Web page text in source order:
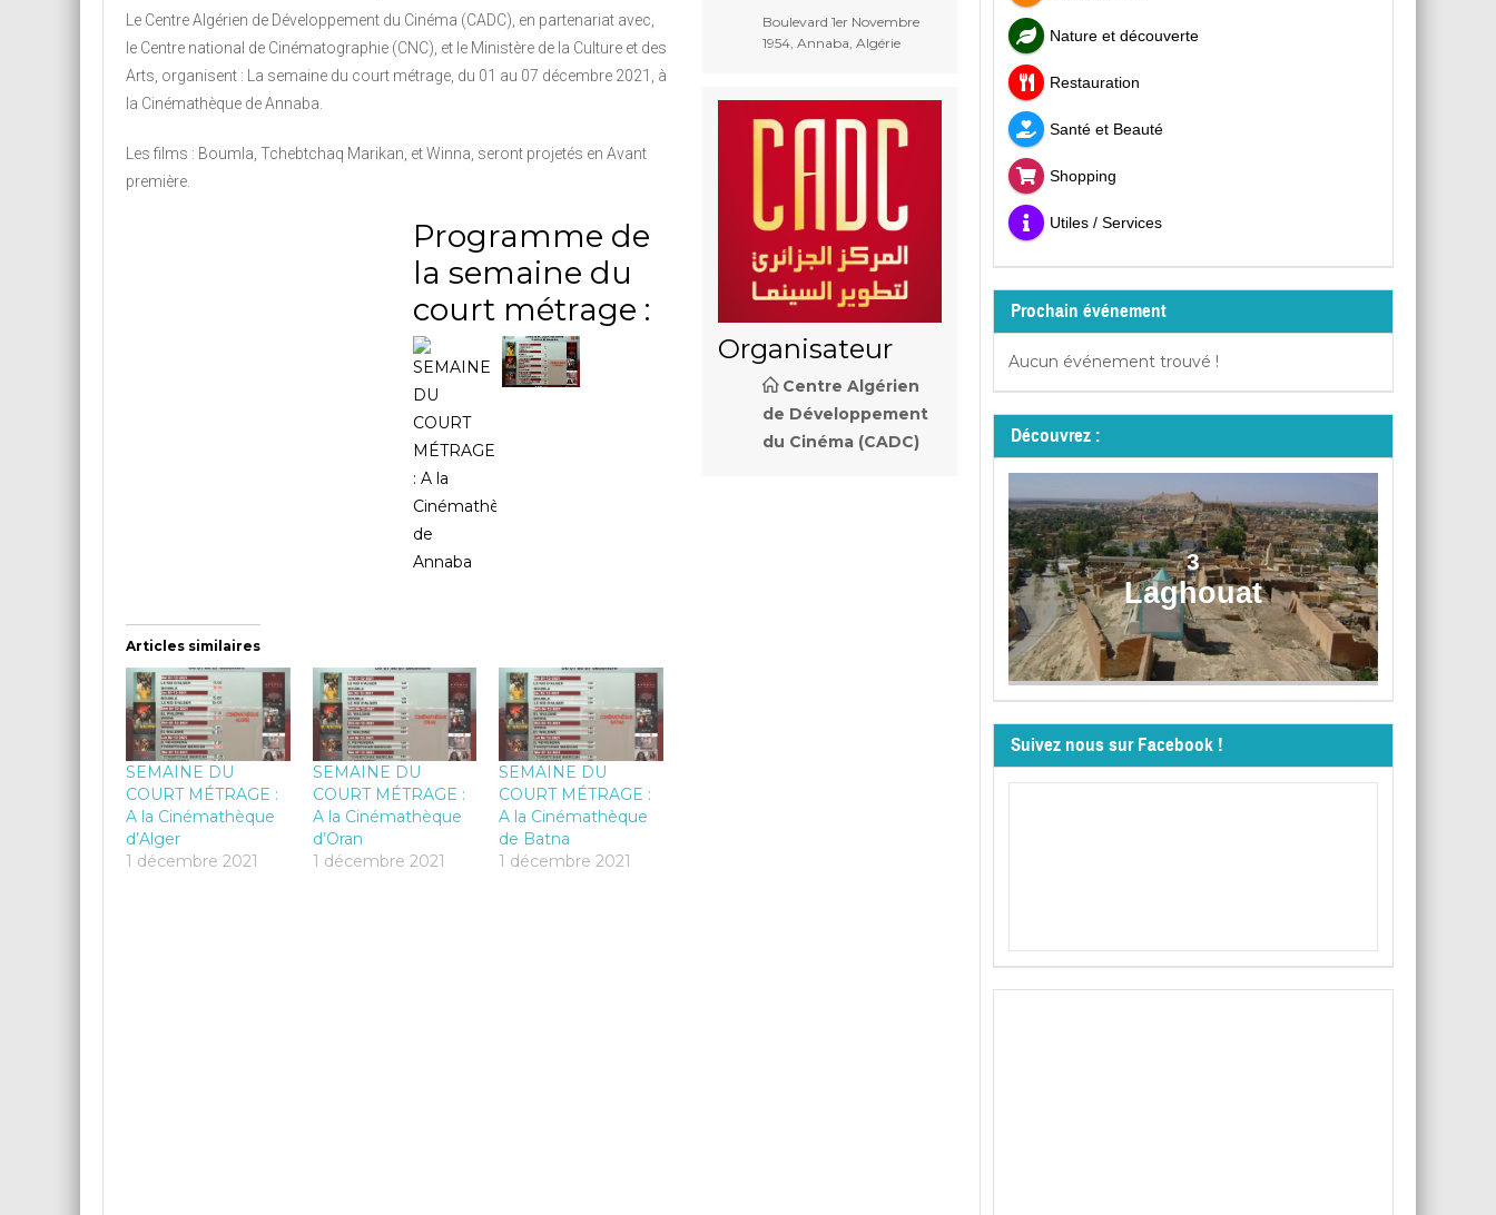
Le Centre Algérien de Développement du Cinéma (CADC), en partenariat avec,
le Centre national de Cinématographie (CNC), et le Ministère de la Culture et des
Arts, organisent : La semaine du court métrage, du 01 au 07 décembre 2021, à
la Cinémathèque de Annaba.
Les films : Boumla, Tchebtchaq Marikan, et Winna, seront projetés en Avant
première.
Programme de
la semaine du
court métrage :
Articles similaires
SEMAINE DU
COURT MÉTRAGE :
A la Cinémathèque
d’Alger
1 décembre 2021
SEMAINE DU
COURT MÉTRAGE :
A la Cinémathèque
d’Oran
1 décembre 2021
SEMAINE DU
COURT MÉTRAGE :
A la Cinémathèque
de Batna
1 décembre 2021
Boulevard 1er Novembre
1954, Annaba, Algérie
Organisateur
Centre Algérien
de Développement
du Cinéma (CADC)
Nature et découverte
Restauration
Santé et Beauté
Shopping
Utiles / Services
Prochain événement
Aucun événement trouvé !
Découvrez :
3
Laghouat
Suivez nous sur Facebook !